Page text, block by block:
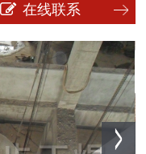
在线联系